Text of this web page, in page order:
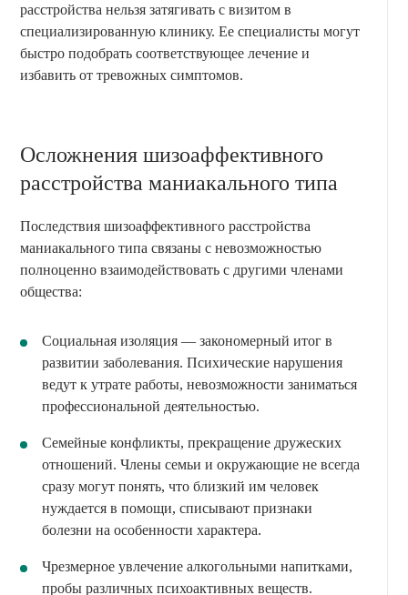
расстройства нельзя затягивать с визитом в
специализированную клинику. Ее специалисты могут
быстро подобрать соответствующее лечение и
избавить от тревожных симптомов.
Осложнения шизоаффективного
расстройства маниакального типа
Последствия шизоаффективного расстройства
маниакального типа связаны с невозможностью
полноценно взаимодействовать с другими членами
общества:
Социальная изоляция — закономерный итог в
развитии заболевания. Психические нарушения
ведут к утрате работы, невозможности заниматься
профессиональной деятельностью.
Семейные конфликты, прекращение дружеских
отношений. Члены семьи и окружающие не всегда
сразу могут понять, что близкий им человек
нуждается в помощи, списывают признаки
болезни на особенности характера.
Чрезмерное увлечение алкогольными напитками,
пробы различных психоактивных веществ.